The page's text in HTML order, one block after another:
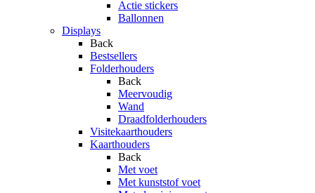
Actie stickers
Ballonnen
Displays
Back
Bestsellers
Folderhouders
Back
Meervoudig
Wand
Draadfolderhouders
Visitekaarthouders
Kaarthouders
Back
Met voet
Met kunststof voet